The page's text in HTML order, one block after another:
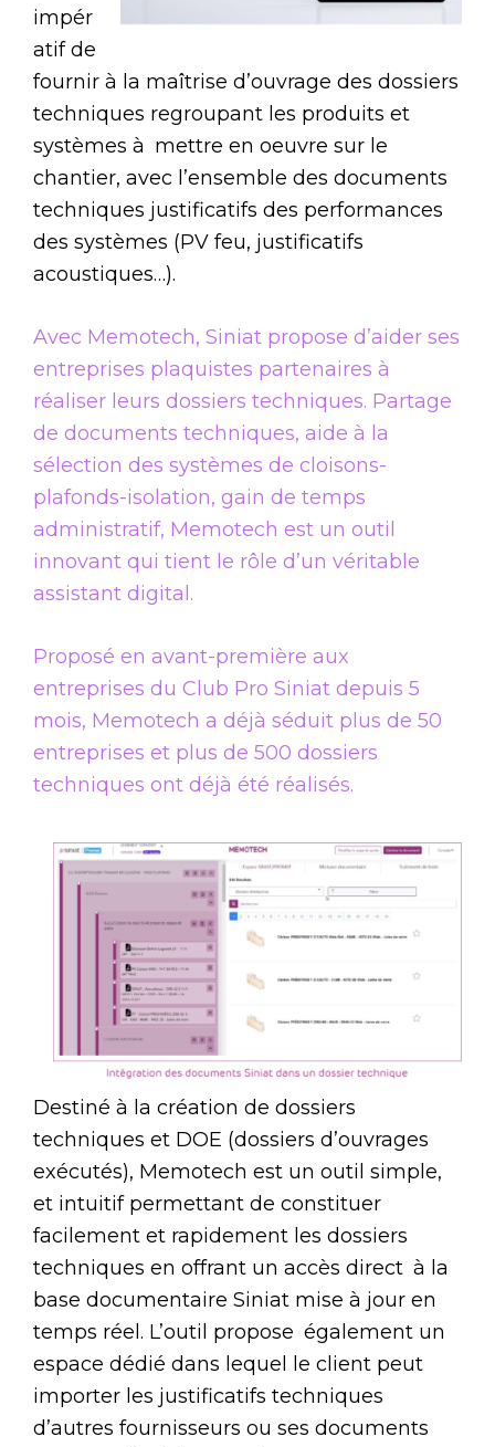
impér
atif de
fournir à la maîtrise d’ouvrage des dossiers
techniques regroupant les produits et
systèmes à mettre en oeuvre sur le
chantier, avec l’ensemble des documents
techniques justificatifs des performances
des systèmes (PV feu, justificatifs
acoustiques…).
Avec Memotech, Siniat propose d’aider ses
entreprises plaquistes partenaires à
réaliser leurs dossiers techniques. Partage
de documents techniques, aide à la
sélection des systèmes de cloisons-
plafonds-isolation, gain de temps
administratif, Memotech est un outil
innovant qui tient le rôle d’un véritable
assistant digital.
Proposé en avant-première aux
entreprises du Club Pro Siniat depuis 5
mois, Memotech a déjà séduit plus de 50
entreprises et plus de 500 dossiers
techniques ont déjà été réalisés.
Destiné à la création de dossiers
techniques et DOE (dossiers d’ouvrages
exécutés), Memotech est un outil simple,
et intuitif permettant de constituer
facilement et rapidement les dossiers
techniques en offrant un accès direct à la
base documentaire Siniat mise à jour en
temps réel. L’outil propose également un
espace dédié dans lequel le client peut
importer les justificatifs techniques
d’autres fournisseurs ou ses documents